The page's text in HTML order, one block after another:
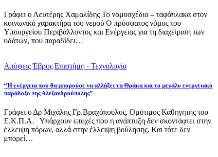
Γράφει ο Λευτέρης Χαμαλίδης Το νομοσχέδιο – ταφόπλακα στον
κοινωνικό χαρακτήρα του νερού Ο πρόσφατος νόμος του
Υπουργείου Περιβάλλοντος και Ενέργειας για τη διαχείριση των
υδάτων, που παραδίδει…
Απόψεις Έβρος Επιστήμη - Τεχνολογία
“Η ενέργεια που θα μπορούσε να αλλάξει τη Θράκη και το μεγάλο ενεργειακό
παράδοξο της Αλεξανδρούπολης”
Γράφει ο Δρ Μιχάλης Γρ.Βραχόπουλος, Ομότιμος Καθηγητής του
Ε.Κ.Π.Α. Υπάρχουν εποχές που η ανάπτυξη δεν σκοντάφτει στην
έλλειψη πόρων, αλλά στην έλλειψη βούλησης. Και τότε δεν
μπορεί…